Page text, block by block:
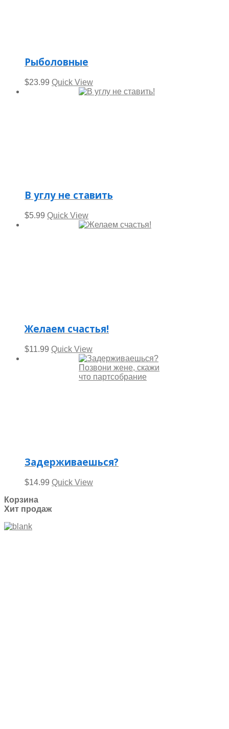
Рыболовные
$23.99 Quick View
В углу не ставить
$5.99 Quick View
Желаем счастья!
$11.99 Quick View
Задерживаешься?
$14.99 Quick View
Корзина
Хит продаж